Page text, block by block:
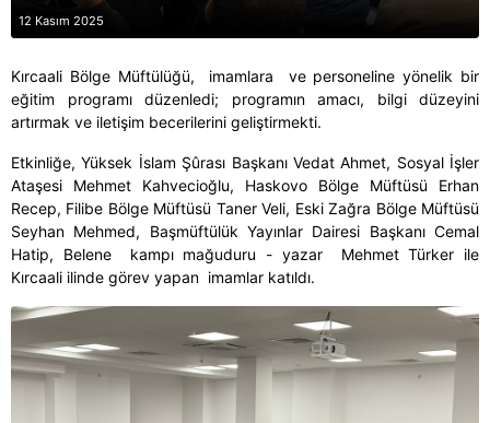
12 Kasım 2025
Kırcaali Bölge Müftülüğü, imamlara ve personeline yönelik bir
eğitim programı düzenledi; programın amacı, bilgi düzeyini
artırmak ve iletişim becerilerini geliştirmekti.
Etkinliğe, Yüksek İslam Şûrası Başkanı Vedat Ahmet, Sosyal İşler
Ataşesi Mehmet Kahvecioğlu, Haskovo Bölge Müftüsü Erhan
Recep, Filibe Bölge Müftüsü Taner Veli, Eski Zağra Bölge Müftüsü
Seyhan Mehmed, Başmüftülük Yayınlar Dairesi Başkanı Cemal
Hatip, Belene kampı mağuduru - yazar Mehmet Türker ile
Kırcaali ilinde görev yapan imamlar katıldı.